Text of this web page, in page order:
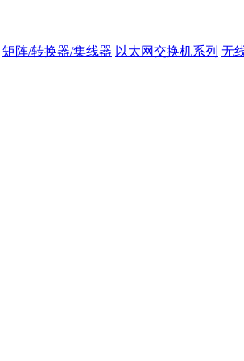
矩阵/转换器/集线器 以太网交换机系列 无